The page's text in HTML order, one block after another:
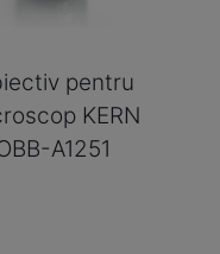
pentru
KERN
A1251